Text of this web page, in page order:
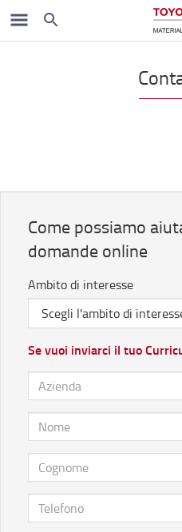
Come possiamo
domande online
Ambito di interesse
Se vuoi inviarci il tuo